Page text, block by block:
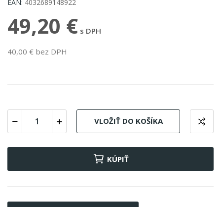
EAN: 4032689148922
49,20 € s DPH
40,00 € bez DPH
VLOŽIŤ DO KOŠÍKA
KÚPIŤ